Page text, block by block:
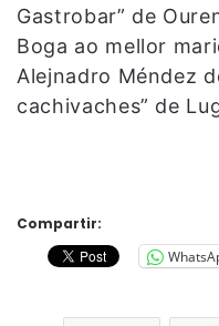
Gastrobar” de
Boga ao mellor
Alejnadro Méndez
cachivaches” de
Compartir: